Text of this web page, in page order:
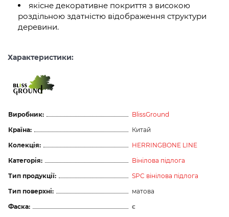
якісне декоративне покриття з високою
роздільною здатністю відображення структури
деревини.
Характеристики:
Виробник:
BlissGround
Країна:
Китай
Колекція:
HERRINGBONE LINE
Категорія:
Вінілова підлога
Тип продукції:
SPC вінілова підлога
Тип поверхні:
матова
Фаска:
є